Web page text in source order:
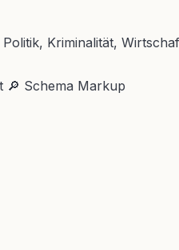
Kriminalität,
🔎 Schema Markup